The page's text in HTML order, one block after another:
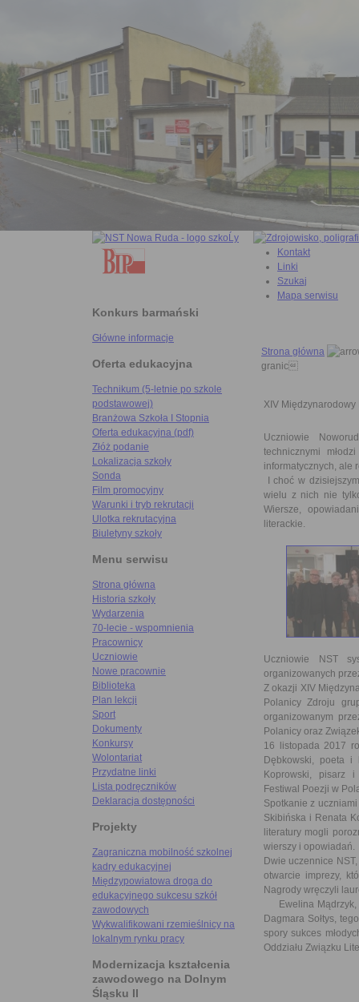
Konkurs barmański
Główne informacje
Oferta edukacyjna
Technikum (5-letnie po szkole
podstawowej)
Branżowa Szkoła I Stopnia
Oferta edukacyjna (pdf)
Złóż podanie
Lokalizacja szkoły
Sonda
Film promocyjny
Warunki i tryb rekrutacji
Ulotka rekrutacyjna
Biuletyny szkoły
Menu serwisu
Strona główna
Historia szkoły
Wydarzenia
70-lecie - wspomnienia
Pracownicy
Uczniowie
Nowe pracownie
Biblioteka
Plan lekcji
Sport
Dokumenty
Konkursy
Wolontariat
Przydatne linki
Lista podręczników
Deklaracja dostępności
Projekty
Zagraniczna mobilność szkolnej
kadry edukacyjnej
Międzypowiatowa droga do
edukacyjnego sukcesu szkół
zawodowych
Wykwalifikowani rzemieślnicy na
lokalnym rynku pracy
Modernizacja kształcenia
zawodowego na Dolnym
Śląsku II
Kontakt
Linki
Szukaj
Mapa serwisu
Strona główna
granic
XIV
Uczniowie
technicznymi
informatycznych, ale
I choć w
wielu z nich nie
Wiersze,
literackie.
Uczniowie NST
organizowanych
Z okazji XIV
Polanicy Zdroju
organizowanym
Polanicy oraz
16 listopada 2017
Dębkowski, poeta i
Koprowski, pisarz i
Festiwal Poezji w
Spotkanie z
Skibińska i Renata
literatury mogli
wierszy i opowiadań.
Dwie uczennice
otwarcie imprezy,
Nagrody wręczyli
Ewelina Mądrzyk,
Dagmara Sołtys,
spory sukces
Oddziału Związku